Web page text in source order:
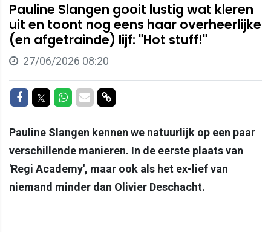
Pauline Slangen gooit lustig wat kleren
uit en toont nog eens haar overheerlijke
(en afgetrainde) lijf: "Hot stuff!"
27/06/2026 08:20
Delen op Facebook
Delen op Twitter
Delen op Whatsapp
Delen via Mail
Delen via link
Pauline Slangen kennen we natuurlijk op een paar
verschillende manieren. In de eerste plaats van
'Regi Academy', maar ook als het ex-lief van
niemand minder dan Olivier Deschacht.